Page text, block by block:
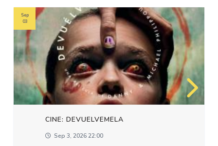
CINE: DEVUELVEMELA
Sep 3, 2026 22:00
Sep
03